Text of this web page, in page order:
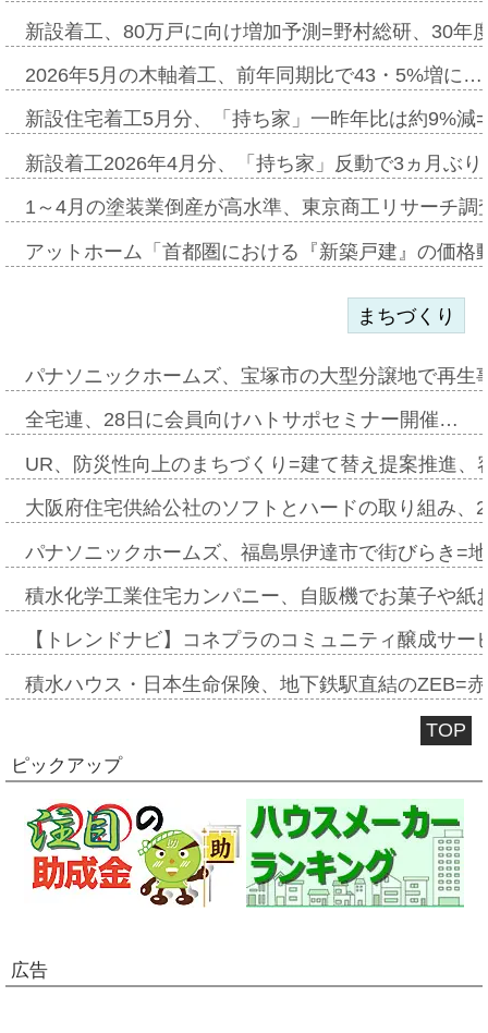
新設着工、80万戸に向け増加予測=野村総研、30年
2026年5月の木軸着工、前年同期比で43・5%増に…
新設住宅着工5月分、「持ち家」一昨年比は約9%
新設着工2026年4月分、「持ち家」反動で3ヵ月ぶ
1～4月の塗装業倒産が高水準、東京商工リサーチ
アットホーム「首都圏における『新築戸建』の価
まちづくり
パナソニックホームズ、宝塚市の大型分譲地で再
全宅連、28日に会員向けハトサポセミナー開催…
UR、防災性向上のまちづくり=建て替え提案推進
大阪府住宅供給公社のソフトとハードの取り組み
パナソニックホームズ、福島県伊達市で街びらき=
積水化学工業住宅カンパニー、自販機でお菓子や
【トレンドナビ】コネプラのコミュニティ醸成サ
積水ハウス・日本生命保険、地下鉄駅直結のZEB=
TOP
ピックアップ
広告